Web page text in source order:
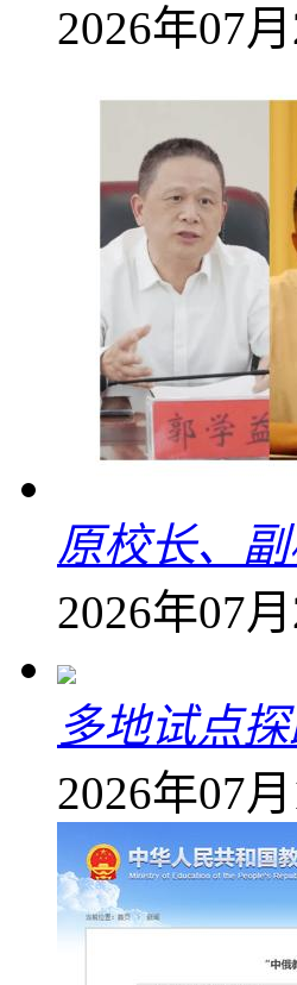
2026年07
原校长、
2026年07
多地试点
2026年07